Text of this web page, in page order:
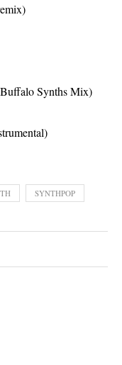
Synths Mix)
SYNTHPOP